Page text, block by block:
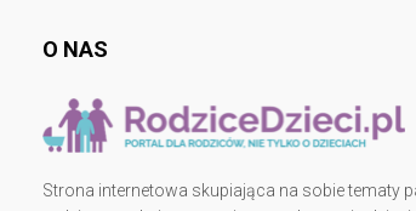
O NAS
Strona internetowa skupiająca na sobie tematy